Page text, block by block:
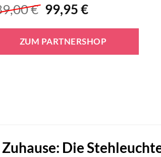
€ Ursprünglicher
war:
189,00 €
99,95€Aktueller
ist:
99,95 €.
ZUM PARTNERSHOP
Die